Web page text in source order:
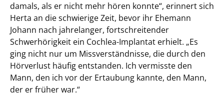
damals, als er nicht mehr hören konnte“, erinnert sich
Herta an die schwierige Zeit, bevor ihr Ehemann
Johann nach jahrelanger, fortschreitender
Schwerhörigkeit ein Cochlea-Implantat erhielt. „Es
ging nicht nur um Missverständnisse, die durch den
Hörverlust häufig entstanden. Ich vermisste den
Mann, den ich vor der Ertaubung kannte, den Mann,
der er früher war.“